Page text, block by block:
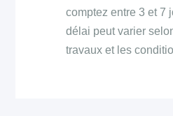
comptez entre 3 et 7
délai peut varier
travaux et les